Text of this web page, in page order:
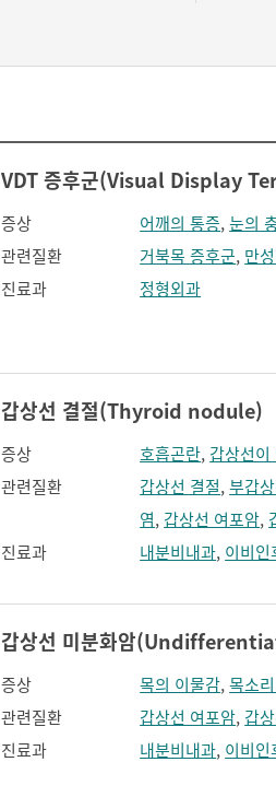
VDT 증후군(Visual Display
증상 어깨의 통증,눈의
관련질환
거북목 증후군, 만
진료과
정형외과
갑상선 결절(Thyroid nodule)
증상 호흡곤란, 갑상선이
관련질환
갑상선 결절,부갑
염, 갑상선 여포암,
진료과
내분비내과, 이비인
갑상선 미분화암
증상 목의 이물감,목소
관련질환
갑상선 여포암, 갑
진료과
내분비내과, 이비인